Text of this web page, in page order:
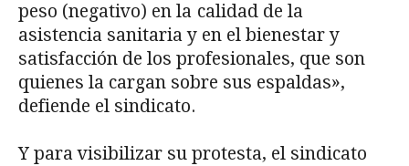
peso (negativo) en la calidad de la
asistencia sanitaria y en el bienestar y
satisfacción de los profesionales, que son
quienes la cargan sobre sus espaldas»,
defiende el sindicato.
Y para visibilizar su protesta, el sindicato